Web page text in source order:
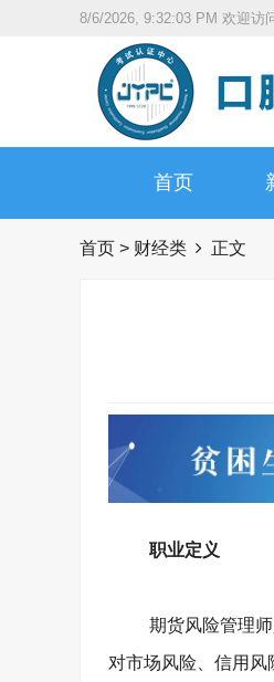
8/6/2026, 9:32:04 PM 欢迎访
首页
首页 > 财经类 正文
职业定义
期货风险管理
对市场风险、信用